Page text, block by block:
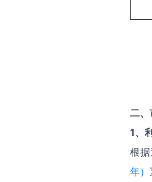
二、
1、
根
年）